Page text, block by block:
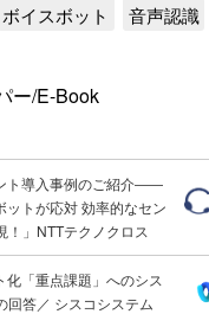
ボイスボット 音声認識
ー/E-Book
ト導入事例のご紹介――
ットが応対 効率的なセン
！」NTTテクノクロス
化「重点課題」へのシス
回答／ シスコシステム